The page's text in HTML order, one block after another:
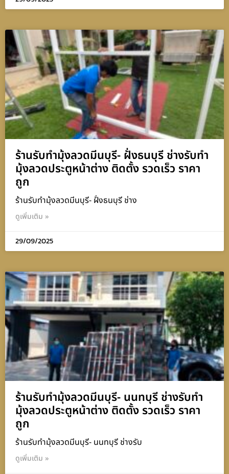
ร้านรับทำมุ้งลวดมีนบุรี- ฝั่งธนบุรี ช่างรับทำ
มุ้งลวดประตูหน้าต่าง ติดตั้ง รวดเร็ว ราคา
ถูก
ร้านรับทำมุ้งลวดมีนบุรี- ฝั่งธนบุรี ช่าง
ดูเพิ่มเติม »
29/09/2025
ร้านรับทำมุ้งลวดมีนบุรี- นนทบุรี ช่างรับทำ
มุ้งลวดประตูหน้าต่าง ติดตั้ง รวดเร็ว ราคา
ถูก
ร้านรับทำมุ้งลวดมีนบุรี- นนทบุรี ช่างรับ
ดูเพิ่มเติม »